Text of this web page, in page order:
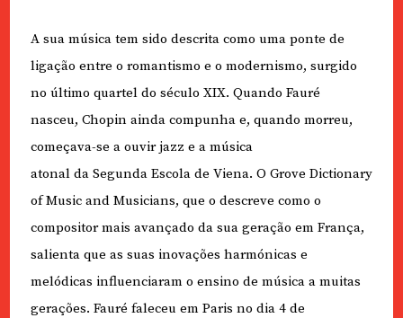
A sua música tem sido descrita como uma ponte de
ligação entre o romantismo e o modernismo, surgido
no último quartel do século XIX. Quando Fauré
nasceu, Chopin ainda compunha e, quando morreu,
começava-se a ouvir jazz e a música
atonal da Segunda Escola de Viena. O Grove Dictionary
of Music and Musicians, que o descreve como o
compositor mais avançado da sua geração em França,
salienta que as suas inovações harmónicas e
melódicas influenciaram o ensino de música a muitas
gerações. Fauré faleceu em Paris no dia 4 de